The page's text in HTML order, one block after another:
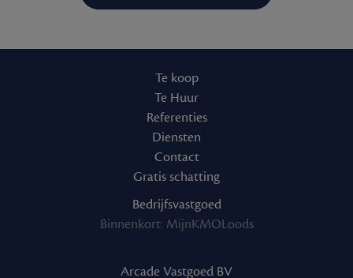
Te koop
Te Huur
Referenties
Diensten
Contact
Gratis schatting
Bedrijfsvastgoed
Binnenkort: MijnKMOLoods
Arcade Vastgoed BV